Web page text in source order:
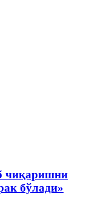
чиқаришни
бўлади»